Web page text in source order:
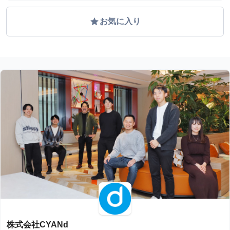
gradeお気に入り
株式会社CYANd